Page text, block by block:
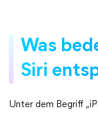
Was
Siri
Unter dem Begriff